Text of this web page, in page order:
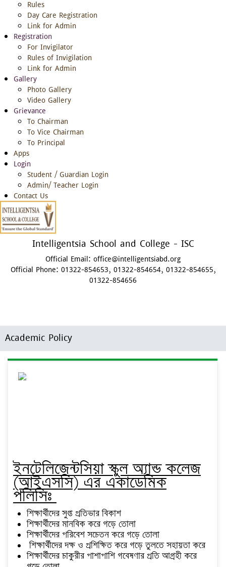
Rules
Day Care Registration
Link for Admin
Registration
For Invigilator
Rules of Invigilation
Link for Admin
Gallery
Photo Gallery
Video Gallery
Grievance
To Chairman
To Vice Chairman
To Principal
Apps
Login
Student / Guardian Login
Admin/ Teacher Login
Contact Us
Intelligentsia School and College - ISC
Official Email: office@intelligentsiabd.org
Official Phone: 01322-854653, 01322-854654, 01322-854655,
01322-854656
Academic Policy
ইনটেলিজেন্টসিয়া স্কুল অ্যান্ড কলেজ
(আইএসসি) এর একাডেমিক
পলিসিঃ
শিক্ষার্থীদের সুপ্ত প্রতিভার বিকাশ
শিক্ষার্থীদের মানবিক করে গড়ে তোলা
শিক্ষার্থীদের পরিবেশ সচেতন করে গড়ে তোলা
শিক্ষার্থীদের দক্ষ ও প্রশিক্ষিত করে গড়ে তুলতে সহায়তা করে
শিক্ষার্থীদের চাকুরীর পাশাপাশি গবেষণার প্রতি আগ্রহী করে